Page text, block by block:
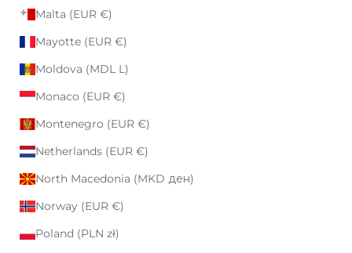
Malta (EUR €)
Mayotte (EUR €)
Moldova (MDL L)
Monaco (EUR €)
Montenegro (EUR €)
Netherlands (EUR €)
North Macedonia (MKD ден)
Norway (EUR €)
Poland (PLN zł)